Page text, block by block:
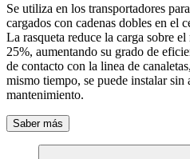
Se utiliza en los transportadores
cargados con cadenas dobles en el
La rasqueta reduce la carga sobre
25%, aumentando su grado de
de contacto con la linea de
mismo tiempo, se puede instalar
mantenimiento.
Saber más